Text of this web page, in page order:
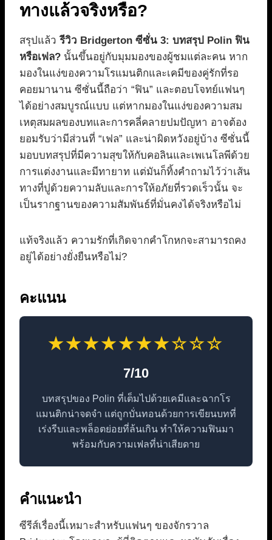
ทางแล้วจริงหรือ?
สรุปแล้วรีวิว Bridgerton ซีซั่น 3: บทสรุป Polin ฟิน
หรือเฟล? นั้นขึ้นอยู่กับมุมมองของผู้ชมแต่ละคน หาก
มองในแง่ของความโรแมนติกและเคมีของคู่รักที่รอ
คอยมานาน ซีซั่นนี้ถือว่า “ฟิน” และตอบโจทย์แฟนๆ
ได้อย่างสมบูรณ์แบบ แต่หากมองในแง่ของความสม
เหตุสมผลของบทและการคลี่คลายปมปัญหา อาจต้อง
ยอมรับว่ามีส่วนที่ “เฟล” และน่าผิดหวังอยู่บ้าง ซีซั่นนี้
มอบบทสรุปที่มีความสุขให้กับคอลินและเพเนโลพีด้วย
การแต่งงานและมีทายาท แต่มันก็ทิ้งคำถามไว้ว่าเส้น
ทางที่ปูด้วยความลับและการให้อภัยที่รวดเร็วนั้น จะ
เป็นรากฐานของความสัมพันธ์ที่มั่นคงได้จริงหรือไม่
แท้จริงแล้ว ความรักที่เกิดจากคำโกหกจะสามารถคง
อยู่ได้อย่างยั่งยืนหรือไม่?
คะแนน
★★★★★★★☆☆☆
7/10
บทสรุปของ Polin ที่เต็มไปด้วยเคมีและฉากโร
แมนติกน่าจดจำ แต่ถูกบั่นทอนด้วยการเขียนบทที่
เร่งรีบและพล็อตย่อยที่ล้นเกิน ทำให้ความฟินมา
พร้อมกับความเฟลที่น่าเสียดาย
คำแนะนำ
ซีรีส์เรื่องนี้เหมาะสำหรับแฟนๆ ของจักรวาล